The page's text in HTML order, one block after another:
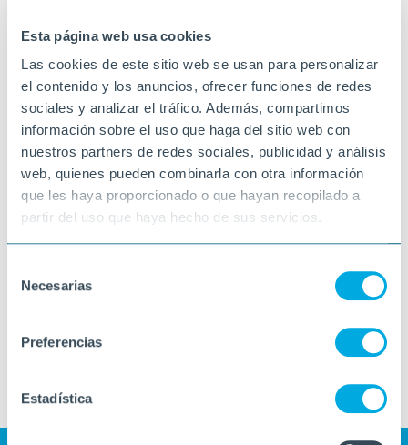
Esta página web usa cookies
Las cookies de este sitio web se usan para personalizar
el contenido y los anuncios, ofrecer funciones de redes
sociales y analizar el tráfico. Además, compartimos
información sobre el uso que haga del sitio web con
nuestros partners de redes sociales, publicidad y análisis
web, quienes pueden combinarla con otra información
que les haya proporcionado o que hayan recopilado a
partir del uso que haya hecho de sus servicios.
Necesarias
Preferencias
Estadística